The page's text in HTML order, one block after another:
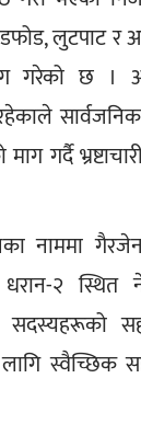
लुटपाट र
गरेको छ ।
रहेकाले
गर्दै
नाममा
२ स्थित
सदस्यहरूको
लागि